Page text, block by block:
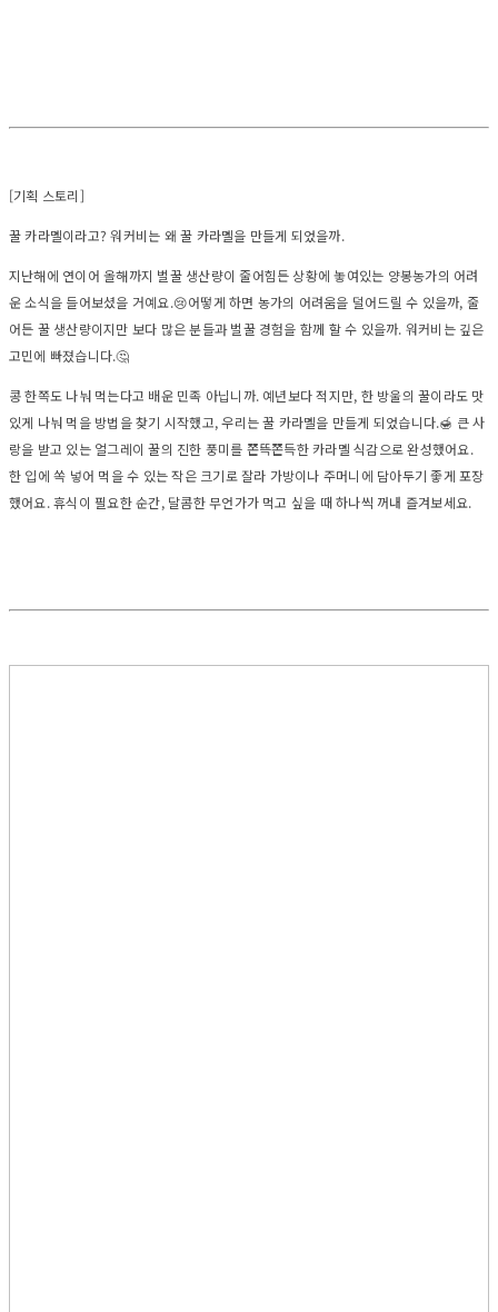
[기획 스토리]
꿀 카라멜이라고? 워커비는 왜 꿀 카라멜을 만들게 되었을까.
지난해에 연이어 올해까지 벌꿀 생산량이 줄어힘든 상황에 놓여있는 양봉농가의 어려
운 소식을 들어보셨을 거예요.😢어떻게 하면 농가의 어려움을 덜어드릴 수 있을까, 줄
어든 꿀 생산량이지만 보다 많은 분들과 벌꿀 경험을 함께 할 수 있을까. 워커비는 깊은
고민에 빠졌습니다.🤔
콩 한쪽도 나눠 먹는다고 배운 민족 아닙니까. 예년보다 적지만, 한 방울의 꿀이라도 맛
있게 나눠 먹을 방법을 찾기 시작했고, 우리는 꿀 카라멜을 만들게 되었습니다.🍯 큰 사
랑을 받고 있는 얼그레이 꿀의 진한 풍미를 쫀뜩쫀득한 카라멜 식감으로 완성했어요.
한 입에 쏙 넣어 먹을 수 있는 작은 크기로 잘라 가방이나 주머니에 담아두기 좋게 포장
했어요. 휴식이 필요한 순간, 달콤한 무언가가 먹고 싶을 때 하나씩 꺼내 즐겨보세요.